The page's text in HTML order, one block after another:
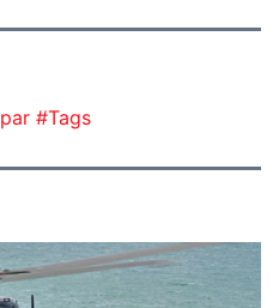
par #Tags